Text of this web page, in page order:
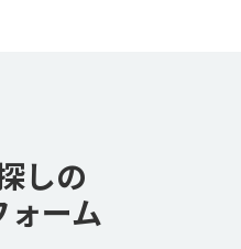
しの
ォーム